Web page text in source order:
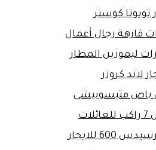
تويوتا كوستر
فارهة رجال أعمال
ليموزين المطار
لاند كروزر
باص متيسوبيشى
للايجار